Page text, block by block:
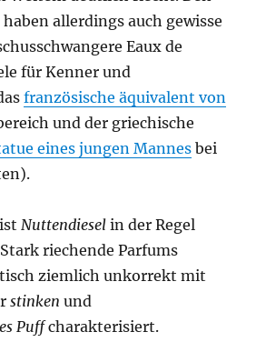
allerdings auch gewisse
Eaux de
für Kenner und
französische äquivalent von
und der griechische
eines jungen Mannes bei
istNuttendiesel in der Regel
riechende Parfums
ziemlich unkorrekt mit
stinken und
Puffcharakterisiert.